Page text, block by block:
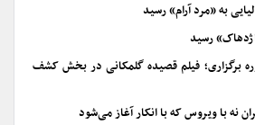
به «مرد آرام» رسید
رسید
برگزاری؛ فیلم قصیده گلمکانی در بخش کشف
نه با ویروس که با انکار آغاز می‌شود